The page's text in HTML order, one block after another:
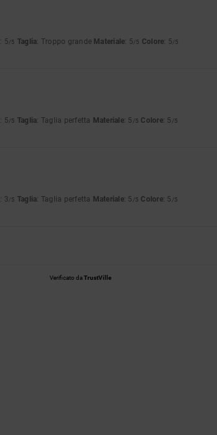
: 5/5 Taglia: Troppo grande Materiale: 5/5 Colore: 5/5
: 5/5 Taglia: Taglia perfetta Materiale: 5 /5 Colore: 5 /5
: 3/5 Taglia: Taglia perfetta Materiale: 5 /5 Colore: 5 /5
Verificato daTrustVille